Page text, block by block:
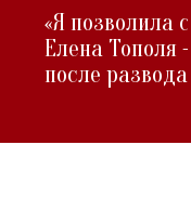
«Я позволила
Елена Тополя
после развода